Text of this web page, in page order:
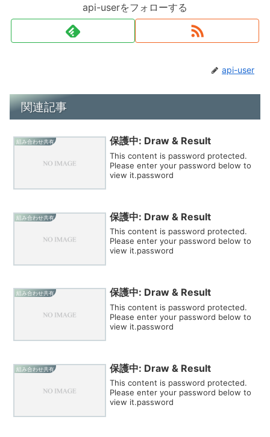
api-userをフォローする
api-user
関連記事
組み合わせ共有 保護中: Draw & Result
This content is password protected.
Please enter your password below to
view it.password
組み合わせ共有 保護中: Draw & Result
This content is password protected.
Please enter your password below to
view it.password
組み合わせ共有 保護中: Draw & Result
This content is password protected.
Please enter your password below to
view it.password
組み合わせ共有 保護中: Draw & Result
This content is password protected.
Please enter your password below to
view it.password